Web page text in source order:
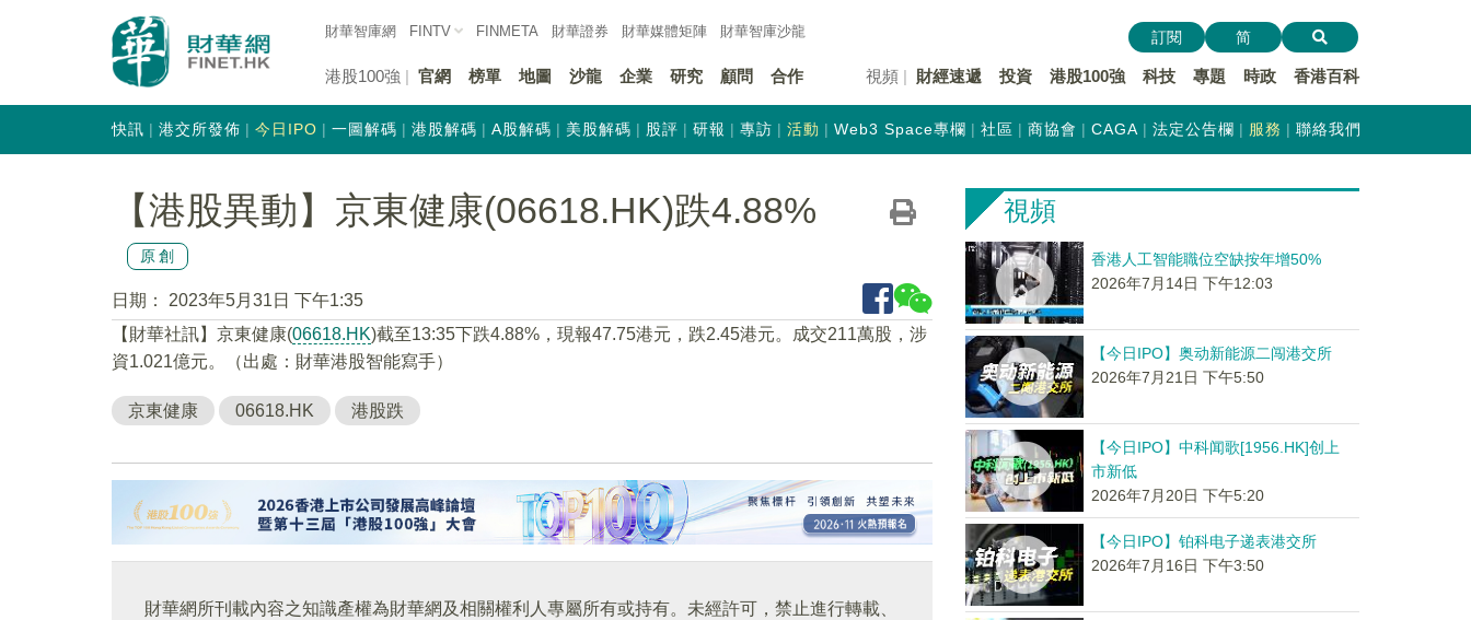
財華智庫網 FINTV FINMETA 財華證券 財華媒體矩陣 財華智庫沙龍
港股100強 官網 榜單 地圖 沙龍 企業 研究 顧問 合作 視頻 財經速遞 投資 港股100強 科技 專題 時政 香港百科
訂閱 简
快訊 港交所發佈 今日IPO 一圖解碼 港股解碼 A股解碼 美股解碼 股評 研報 專訪 活動 Web3 Space專欄 社區 商協會 CAGA 法定公告欄 服務 聯絡我們
【港股異動】京東健康(06618.HK)跌4.88%
原創
日期：
2023年5月31日 下午1:35
【財華社訊】京東健康(06618.HK)截至13:35下跌4.88%，現報47.75港元，跌2.45港元。成交211萬股，涉
資1.021億元。（出處：財華港股智能寫手）
京東健康 06618.HK 港股跌
財華網所刊載內容之知識產權為財華網及相關權利人專屬所有或持有。未經許可，禁止進行轉載、
視頻
香港人工智能職位空缺按年增50%
2026年7月14日 下午12:03
【今日IPO】奥动新能源二闯港交所
2026年7月21日 下午5:50
【今日IPO】中科闻歌[1956.HK]创上
市新低
2026年7月20日 下午5:20
【今日IPO】铂科电子递表港交所
2026年7月16日 下午3:50